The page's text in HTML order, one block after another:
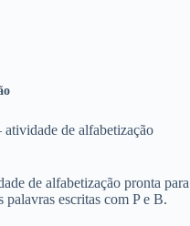
de alfabetização
de alfabetização pronta para
escritas com P e B.